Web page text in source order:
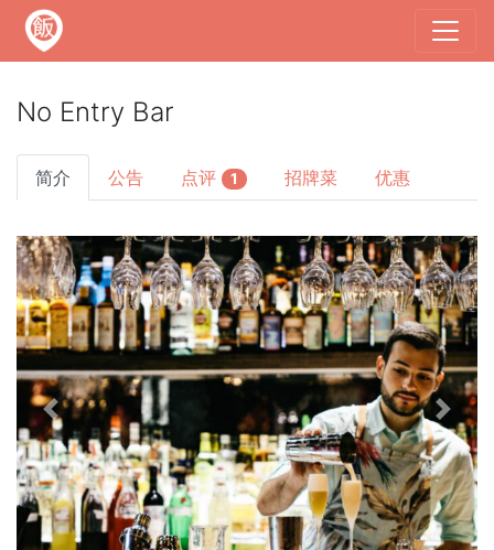
No Entry Bar
简介 公告 点评 1 招牌菜 优惠
Previous Next